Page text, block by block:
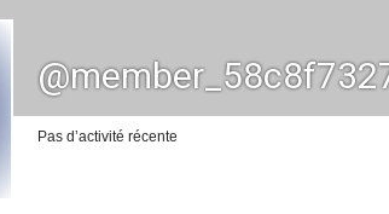
Pas d’activité récente